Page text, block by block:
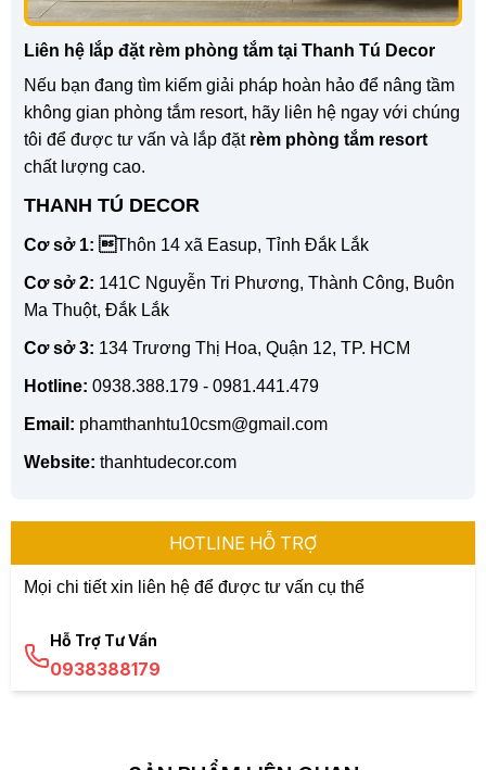
Liên hệ lắp đặt rèm phòng tắm tại Thanh Tú Decor
Nếu bạn đang tìm kiếm giải pháp hoàn hảo để nâng tầm
không gian phòng tắm resort, hãy liên hệ ngay với chúng
tôi để được tư vấn và lắp đặt rèm phòng tắm resort
chất lượng cao.
THANH TÚ DECOR
Cơ sở 1: Thôn 14 xã Easup, Tỉnh Đắk Lắk
Cơ sở 2: 141C Nguyễn Tri Phương, Thành Công, Buôn
Ma Thuột, Đắk Lắk
Cơ sở 3: 134 Trương Thị Hoa, Quận 12, TP. HCM
Hotline: 0938.388.179 - 0981.441.479
Email: phamthanhtu10csm@gmail.com
Website: thanhtudecor.com
HOTLINE HỖ TRỢ
Mọi chi tiết xin liên hệ để được tư vấn cụ thể
Hỗ Trợ Tư Vấn
0938388179